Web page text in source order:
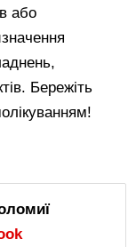
або
Бережіть